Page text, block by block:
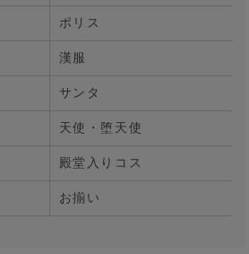
ポリス
漢服
サンタ
天使・堕天使
殿堂入りコス
お揃い